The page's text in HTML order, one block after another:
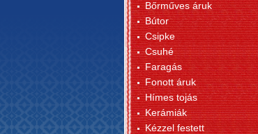
Bőrműves áruk
Bútor
Csipke
Csuhé
Faragás
Fonott áruk
Hímes tojás
Kerámiák
Kézzel festett